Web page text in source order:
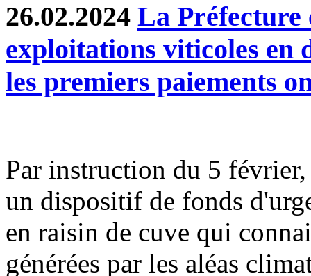
26.02.2024 La Préfecture
exploitations viticoles en
les premiers paiements
Par instruction du 5
un dispositif de fonds
en raisin de cuve qui
générées par les aléas